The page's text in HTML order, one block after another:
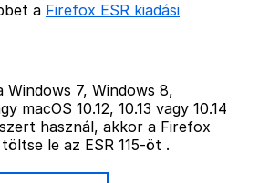
a Firefox ESR kiadási
Windows 7, Windows 8,
macOS 10.12, 10.13 vagy 10.14
használ, akkor a Firefox
le az ESR 115-öt .